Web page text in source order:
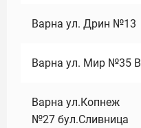
Варна ул. Дрин №13
Варна ул. Мир №35 В
Варна ул.Копнеж
№27 бул.Сливница